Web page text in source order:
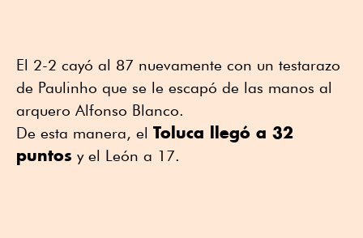
El 2-2 cayó al 87 nuevamente con un testarazo
de Paulinho que se le escapó de las manos al
arquero Alfonso Blanco.
De esta manera, el Toluca llegó a 32
puntos y el León a 17.